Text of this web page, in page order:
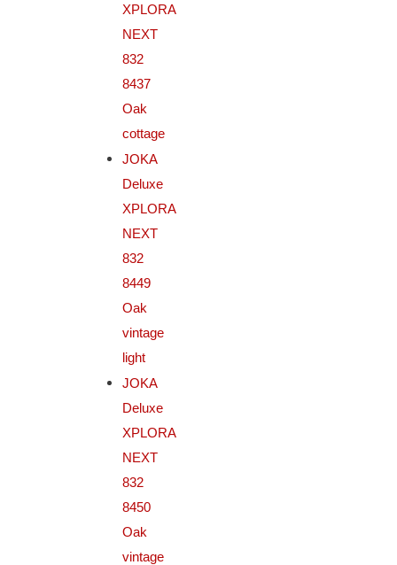
XPLORA
NEXT
832
8437
Oak
cottage
JOKA
Deluxe
XPLORA
NEXT
832
8449
Oak
vintage
light
JOKA
Deluxe
XPLORA
NEXT
832
8450
Oak
vintage